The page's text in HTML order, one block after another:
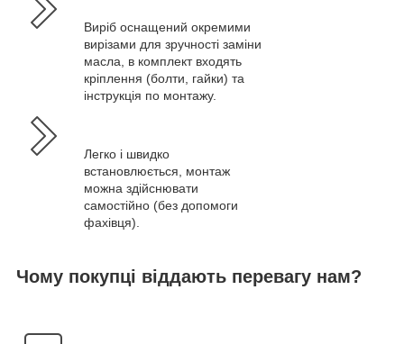
Виріб оснащений окремими
вирізами для зручності заміни
масла, в комплект входять
кріплення (болти, гайки) та
інструкція по монтажу.
Легко і швидко
встановлюється, монтаж
можна здійснювати
самостійно (без допомоги
фахівця).
Чому покупці віддають перевагу нам?